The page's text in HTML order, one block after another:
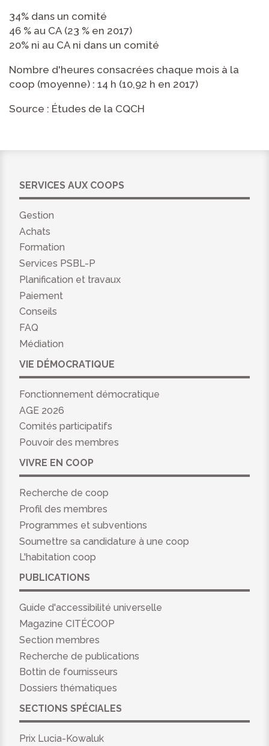
34% dans un comité
46 % au CA (23 % en 2017)
20% ni au CA ni dans un comité
Nombre d'heures consacrées chaque mois à la
coop (moyenne) : 14 h (10,92 h en 2017)
Source : Études de la CQCH
SERVICES AUX COOPS
Gestion
Achats
Formation
Services PSBL-P
Planification et travaux
Paiement
Conseils
FAQ
Médiation
VIE DÉMOCRATIQUE
Fonctionnement démocratique
AGE 2026
Comités participatifs
Pouvoir des membres
VIVRE EN COOP
Recherche de coop
Profil des membres
Programmes et subventions
Soumettre sa candidature à une coop
L'habitation coop
PUBLICATIONS
Guide d'accessibilité universelle
Magazine CITÉCOOP
Section membres
Recherche de publications
Bottin de fournisseurs
Dossiers thématiques
SECTIONS SPÉCIALES
Prix Lucia-Kowaluk